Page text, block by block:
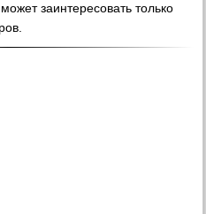
заинтересовать только